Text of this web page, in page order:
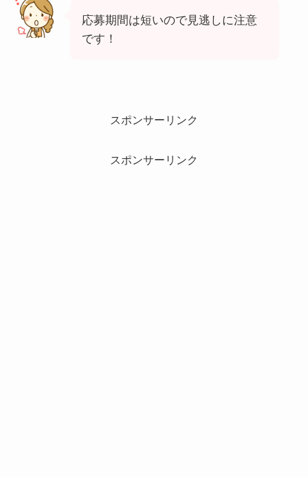
応募期間は短いので見逃しに注意
です！
スポンサーリンク
スポンサーリンク